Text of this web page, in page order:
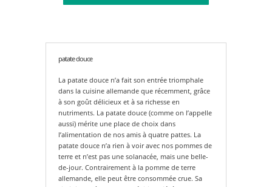
patate douce
La patate douce n’a fait son entrée triomphale
dans la cuisine allemande que récemment, grâce
à son goût délicieux et à sa richesse en
nutriments. La patate douce (comme on l’appelle
aussi) mérite une place de choix dans
l’alimentation de nos amis à quatre pattes. La
patate douce n’a rien à voir avec nos pommes de
terre et n’est pas une solanacée, mais une belle-
de-jour. Contrairement à la pomme de terre
allemande, elle peut être consommée crue. Sa